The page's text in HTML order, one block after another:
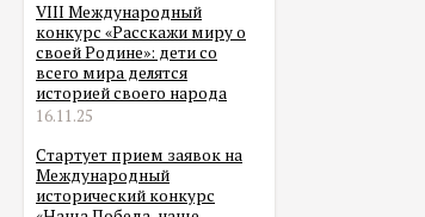
VIII Международный
конкурс «Расскажи миру о
своей Родине»: дети со
всего мира делятся
историей своего народа
16.11.25
Стартует прием заявок на
Международный
исторический конкурс